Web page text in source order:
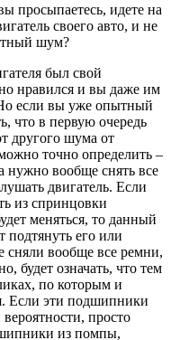
просыпаетесь, идете на
своего авто, и не
шум?
был свой
нравился и вы даже им
если вы уже опытный
что в первую очередь
другого шума от
точно определить –
нужно вообще снять все
двигатель. Если
из спринцовки
меняться, то данный
подтянуть его или
сняли вообще все ремни,
будет означать, что тем
по которым и
Если эти подшипники
просто
из помпы,